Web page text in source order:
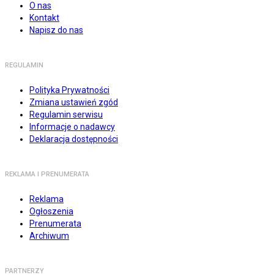
O nas
Kontakt
Napisz do nas
REGULAMIN
Polityka Prywatności
Zmiana ustawień zgód
Regulamin serwisu
Informacje o nadawcy
Deklaracja dostępności
REKLAMA I PRENUMERATA
Reklama
Ogłoszenia
Prenumerata
Archiwum
PARTNERZY